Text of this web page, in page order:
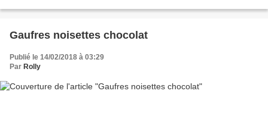
Gaufres noisettes chocolat
Publié le 14/02/2018 à 03:29
Par Rolly